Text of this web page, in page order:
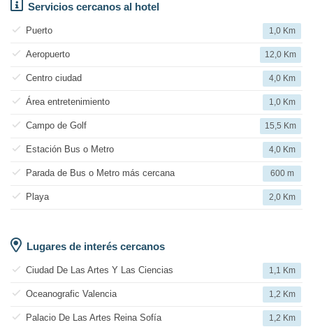
Servicios cercanos al hotel
Puerto 1,0 Km
Aeropuerto 12,0 Km
Centro ciudad 4,0 Km
Área entretenimiento 1,0 Km
Campo de Golf 15,5 Km
Estación Bus o Metro 4,0 Km
Parada de Bus o Metro más cercana 600 m
Playa 2,0 Km
Lugares de interés cercanos
Ciudad De Las Artes Y Las Ciencias 1,1 Km
Oceanografic Valencia 1,2 Km
Palacio De Las Artes Reina Sofía 1,2 Km